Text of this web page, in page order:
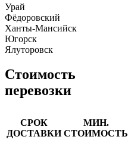
Урай
Фёдоровский
Ханты-Мансийск
Югорск
Ялуторовск
Стоимость
перевозки
СРОК
ДОСТАВКИ
МИН.
СТОИМОСТЬ